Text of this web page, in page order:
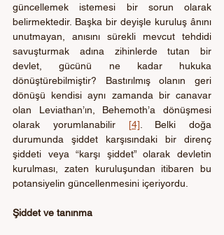
güncellemek istemesi bir sorun olarak
belirmektedir. Başka bir deyişle kuruluş ânını
unutmayan, anısını sürekli mevcut tehdidi
savuşturmak adına zihinlerde tutan bir
devlet, gücünü ne kadar hukuka
dönüştürebilmiştir? Bastırılmış olanın geri
dönüşü kendisi aynı zamanda bir canavar
olan Leviathan’ın, Behemoth’a dönüşmesi
olarak yorumlanabilir [4] . Belki doğa
durumunda şiddet karşısındaki bir direnç
şiddeti veya “karşı şiddet” olarak devletin
kurulması, zaten kuruluşundan itibaren bu
potansiyelin güncellenmesini içeriyordu.
Şiddet ve tanınma